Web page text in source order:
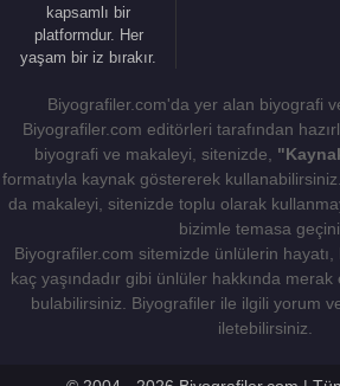
kapsamlı bir
platformdur. Her
yaşam bir iz bırakır.
Biyografiler.com'da yer alan biyografi
Biyografiler.com editörleri tarafından
biyografi ve makaleyi, sitenizde,
formatıyla kaynak göstererek
da makaleyi, sitenizde toplu olarak
bizimle temasa
Biyografiler.com sitemizde ünlülerin
kaç yaşındadır gibi ünlüler hakkında
bulabilirsiniz. Biyografiler ile ilgili yorum
iletebilirsiniz.